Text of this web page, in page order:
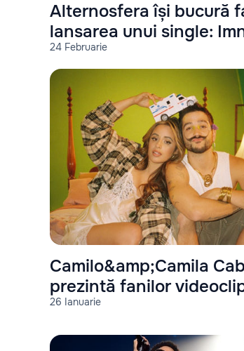
24 Februarie
Alternosfera își bucură
lansarea unui single:
război
26 Ianuarie
Camilo&amp;Camila
prezintă fanilor
piesa: Ambulancia